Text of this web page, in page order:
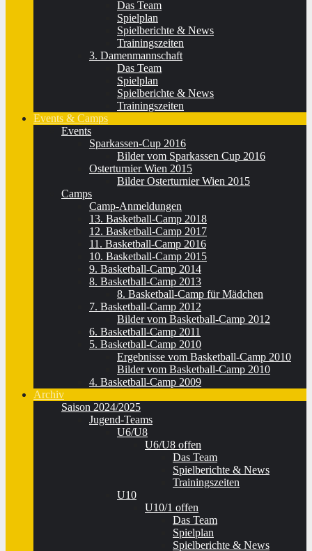
Das Team
Spielplan
Spielberichte & News
Trainingszeiten
3. Damenmannschaft
Das Team
Spielplan
Spielberichte & News
Trainingszeiten
Events & Camps
Events
Sparkassen-Cup 2016
Bilder vom Sparkassen Cup 2016
Osterturnier Wien 2015
Bilder Osterturnier Wien 2015
Camps
Camp-Anmeldungen
13. Basketball-Camp 2018
12. Basketball-Camp 2017
11. Basketball-Camp 2016
10. Basketball-Camp 2015
9. Basketball-Camp 2014
8. Basketball-Camp 2013
8. Basketball-Camp für Mädchen
7. Basketball-Camp 2012
Bilder vom Basketball-Camp 2012
6. Basketball-Camp 2011
5. Basketball-Camp 2010
Ergebnisse vom Basketball-Camp 2010
Bilder vom Basketball-Camp 2010
4. Basketball-Camp 2009
Archiv
Saison 2024/2025
Jugend-Teams
U6/U8
U6/U8 offen
Das Team
Spielberichte & News
Trainingszeiten
U10
U10/1 offen
Das Team
Spielplan
Spielberichte & News